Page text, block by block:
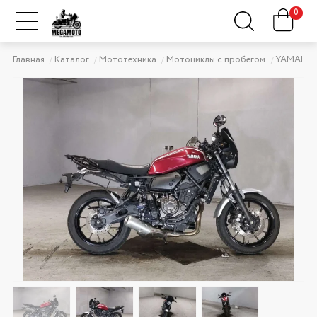
0
Главная Каталог Мототехника Мотоциклы с пробегом YAMAHA